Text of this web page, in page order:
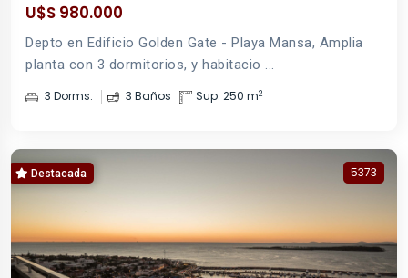
U$S 980.000
Depto en Edificio Golden Gate - Playa Mansa, Amplia
planta con 3 dormitorios, y habitacio ...
3 Dorms. 3 Baños Sup. 250 m2
Destacada 5373